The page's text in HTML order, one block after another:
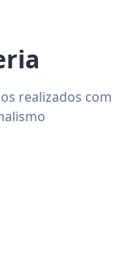
realizados com